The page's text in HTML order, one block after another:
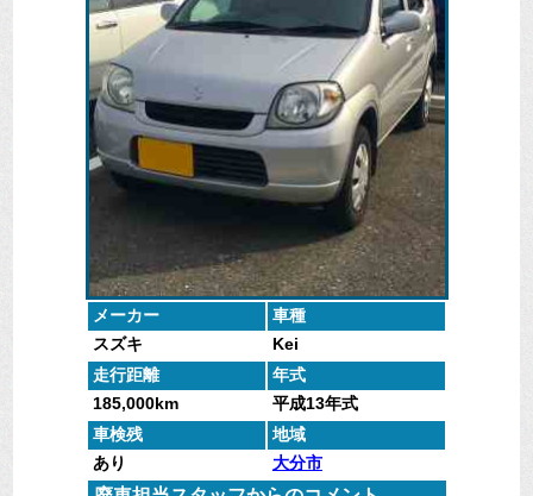
メーカー
車種
スズキ
Kei
走行距離
年式
185,000km
平成13年式
車検残
地域
あり
大分市